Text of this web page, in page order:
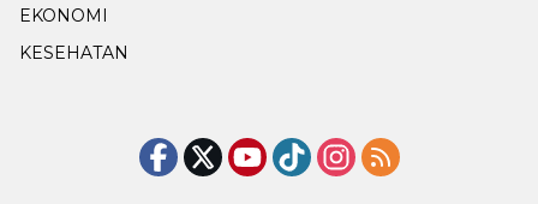
EKONOMI
KESEHATAN